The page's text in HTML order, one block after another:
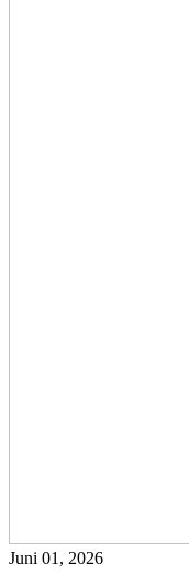
Juni 01, 2026